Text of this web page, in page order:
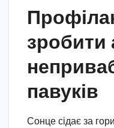
зробити
павуків
Сонце сідає за